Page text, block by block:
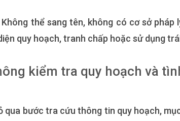
Không thể sang tên, không có cơ sở
quy hoạch, tranh chấp hoặc sử dụng
kiểm tra quy hoạch và
qua bước tra cứu thông tin quy hoạch,